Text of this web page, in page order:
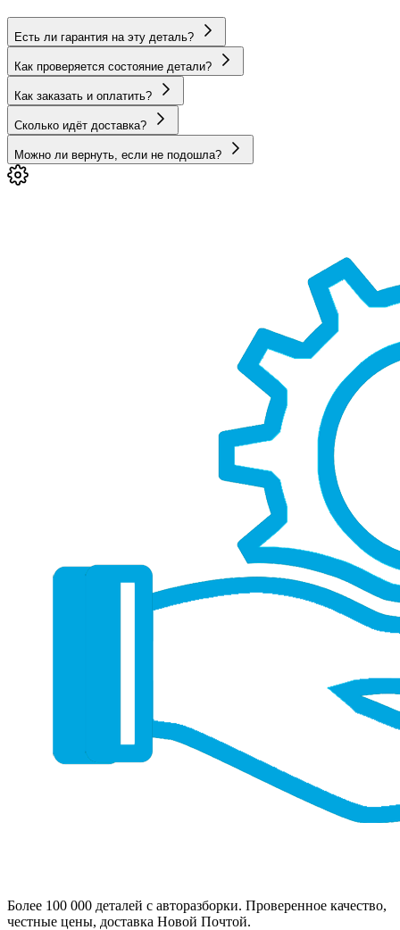
Есть ли гарантия на эту деталь?
Как проверяется состояние детали?
Как заказать и оплатить?
Сколько идёт доставка?
Можно ли вернуть, если не подошла?
Более 100 000 деталей с авторазборки. Проверенное качество,
честные цены, доставка Новой Почтой.